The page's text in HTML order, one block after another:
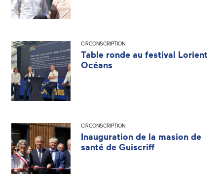
CIRCONSCRIPTION
Table ronde au festival Lorient
Océans
CIRCONSCRIPTION
Inauguration de la masion de
santé de Guiscriff